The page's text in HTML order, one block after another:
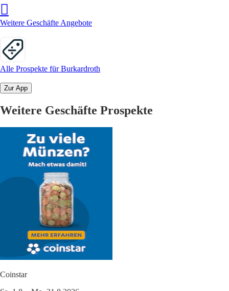
Weitere Geschäfte Angebote
Alle Prospekte für Burkardroth
Zur App
Weitere Geschäfte Prospekte
Coinstar